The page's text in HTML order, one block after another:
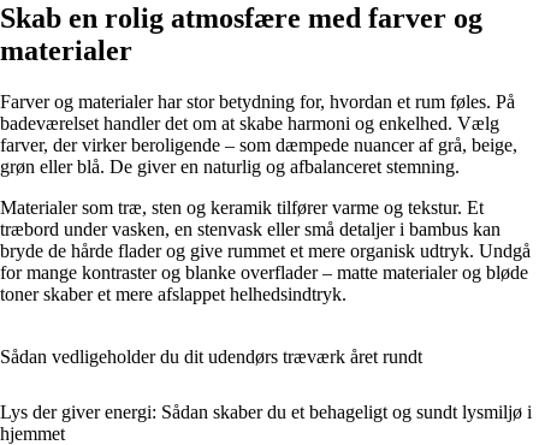
Skab en rolig atmosfære med farver og
materialer
Farver og materialer har stor betydning for, hvordan et rum føles. På
badeværelset handler det om at skabe harmoni og enkelhed. Vælg
farver, der virker beroligende – som dæmpede nuancer af grå, beige,
grøn eller blå. De giver en naturlig og afbalanceret stemning.
Materialer som træ, sten og keramik tilfører varme og tekstur. Et
træbord under vasken, en stenvask eller små detaljer i bambus kan
bryde de hårde flader og give rummet et mere organisk udtryk. Undgå
for mange kontraster og blanke overflader – matte materialer og bløde
toner skaber et mere afslappet helhedsindtryk.
Sådan vedligeholder du dit udendørs træværk året rundt
Lys der giver energi: Sådan skaber du et behageligt og sundt lysmiljø i
hjemmet